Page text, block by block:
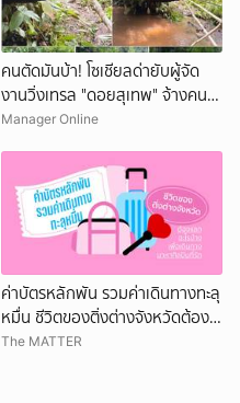
คนตัดมันบ้า! โซเชียลด่ายับผู้จัด
งานวิ่งเทรล "ดอยสุเทพ" จ้างคน
ตัดต้นไม้ปรับเส้นทางในเขตอุทยา
Manager Online
ค่าบัตรหลักพัน รวมค่าเดินทางทะลุ
หมื่น ชีวิตของติ่งต่างจังหวัดต้อง
แลกอะไรบ้าง เพื่อเดินทางมาหา
The MATTER